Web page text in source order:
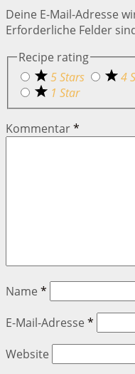
Deine E-Mail-Adresse
Erforderliche Felder
Recipe rating
5 Stars
4
1 Star
Kommentar*
Name *
E-Mail-Adresse *
Website